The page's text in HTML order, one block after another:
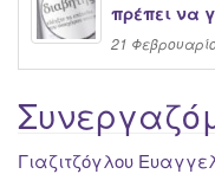
πρέπει να
21
Γιαζιτζόγλου